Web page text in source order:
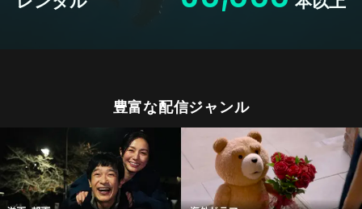
豊富な配信ジャンル